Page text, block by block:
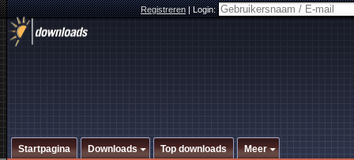
Registreren|Login:
Startpagina Downloads Top downloads Meer